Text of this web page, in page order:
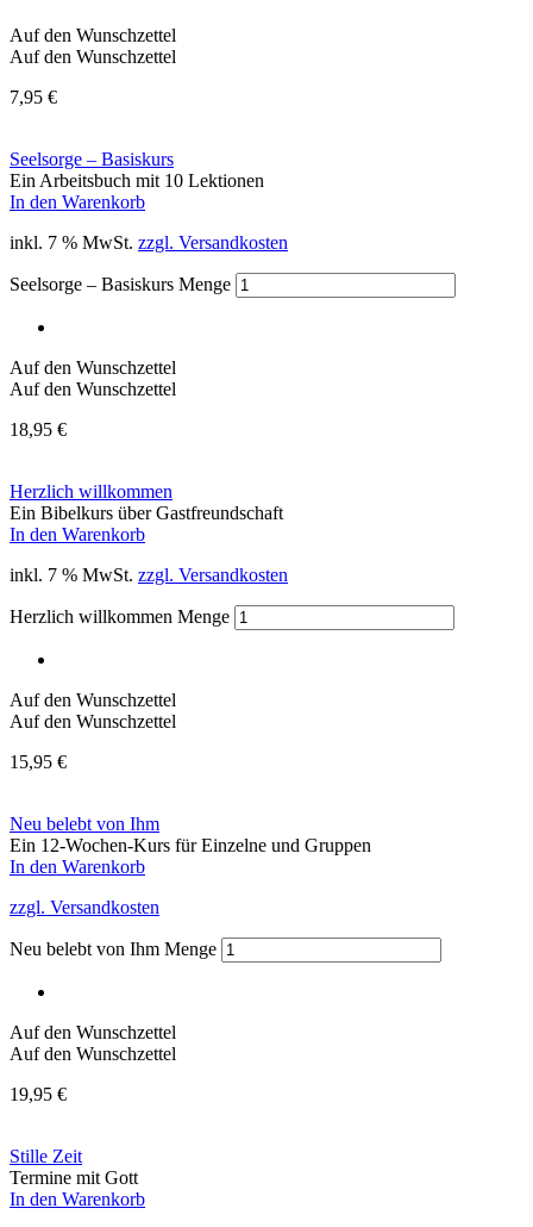
Auf den Wunschzettel
Auf den Wunschzettel
7,95 €
Seelsorge – Basiskurs
Ein Arbeitsbuch mit 10 Lektionen
In den Warenkorb
inkl. 7 % MwSt. zzgl. Versandkosten
Seelsorge – Basiskurs Menge
Auf den Wunschzettel
Auf den Wunschzettel
18,95 €
Herzlich willkommen
Ein Bibelkurs über Gastfreundschaft
In den Warenkorb
inkl. 7 % MwSt. zzgl. Versandkosten
Herzlich willkommen Menge
Auf den Wunschzettel
Auf den Wunschzettel
15,95 €
Neu belebt von Ihm
Ein 12-Wochen-Kurs für Einzelne und Gruppen
In den Warenkorb
zzgl. Versandkosten
Neu belebt von Ihm Menge
Auf den Wunschzettel
Auf den Wunschzettel
19,95 €
Stille Zeit
Termine mit Gott
In den Warenkorb